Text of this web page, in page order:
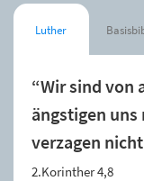
Luther
“Wir sind von
ängstigen
verzagen
2.Korinther 4,8